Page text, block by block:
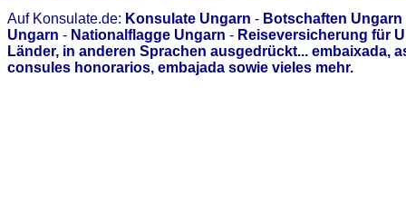
Auf Konsulate.de: Konsulate Ungarn - Botschaften Ungarn
Ungarn - Nationalflagge Ungarn - Reiseversicherung für
Länder, in anderen Sprachen ausgedrückt...
consules honorarios, embajada sowie vieles mehr.